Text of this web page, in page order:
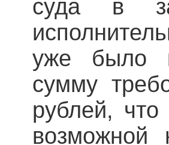
суда в
уже было
сумму
рублей, что
возможной